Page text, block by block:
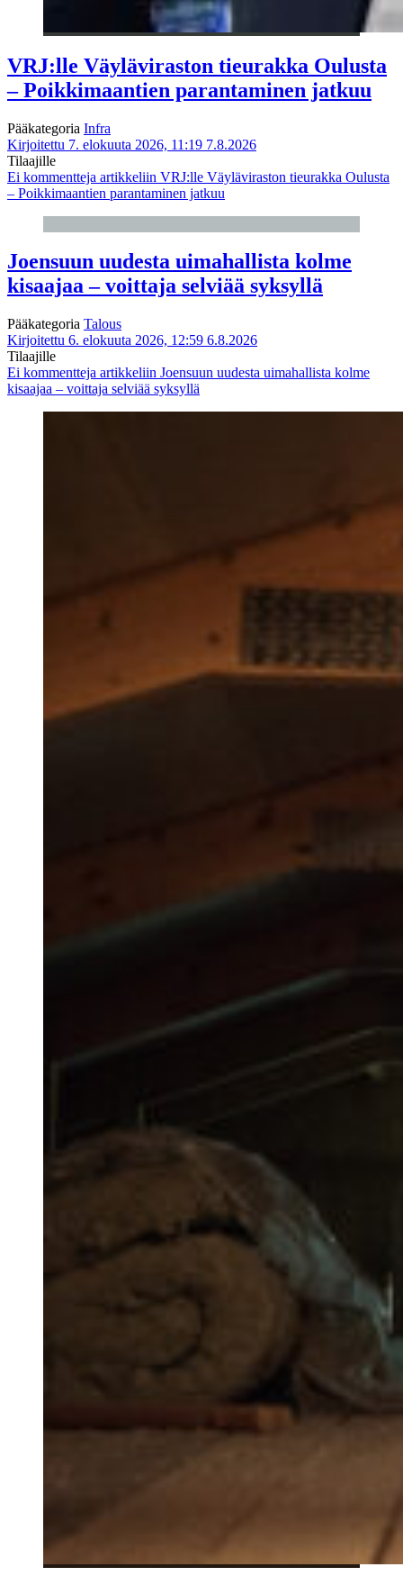
VRJ:lle Väyläviraston tieurakka Oulusta
– Poikkimaantien parantaminen jatkuu
Pääkategoria Infra
Kirjoitettu 7. elokuuta 2026, 11:19 7.8.2026
Tilaajille
Ei kommentteja artikkeliin VRJ:lle Väyläviraston tieurakka Oulusta
– Poikkimaantien parantaminen jatkuu
Joensuun uudesta uimahallista kolme
kisaajaa – voittaja selviää syksyllä
Pääkategoria Talous
Kirjoitettu 6. elokuuta 2026, 12:59 6.8.2026
Tilaajille
Ei kommentteja artikkeliin Joensuun uudesta uimahallista kolme
kisaajaa – voittaja selviää syksyllä